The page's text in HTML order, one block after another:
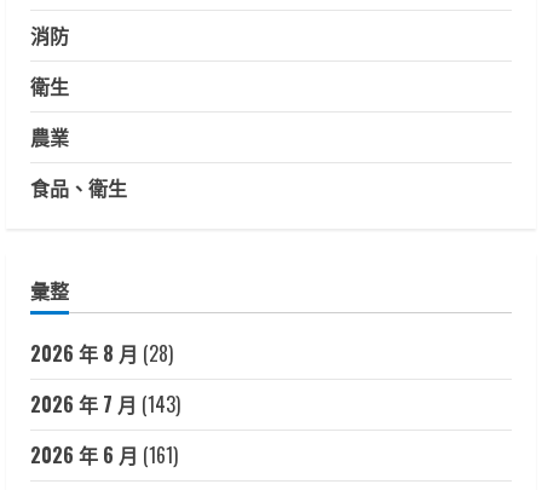
消防
衛生
農業
食品、衛生
彙整
2026 年 8 月 (28)
2026 年 7 月 (143)
2026 年 6 月 (161)